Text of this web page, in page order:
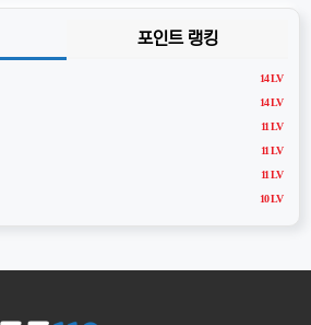
포인트 랭킹
14 LV
14 LV
11 LV
11 LV
11 LV
10 LV